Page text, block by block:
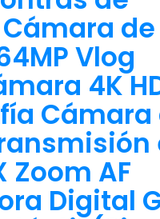
Cámara de
Vlog
4K
Cámara
Zoom AF
Digital